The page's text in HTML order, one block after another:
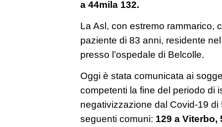
a 44mila 132.
La Asl, con estremo rammarico,
paziente di 83 anni, residente
presso l’ospedale di Belcolle.
Oggi è stata comunicata ai
competenti la fine del periodo di
negativizzazione dal Covid-19
seguenti comuni: 129 a Viterbo,